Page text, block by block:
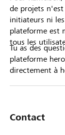
de projets
initiateurs ni
plateforme est
tous les
Tu as des
plateforme
directement à
Contact